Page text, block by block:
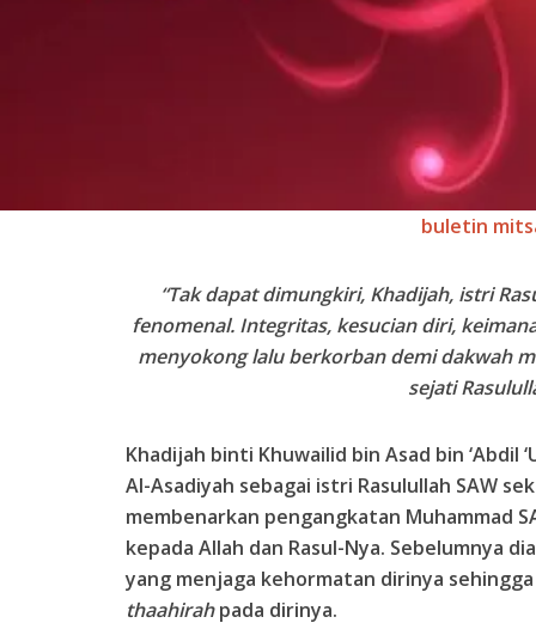
buletin
“Tak dapat dimungkiri, Khadijah, istri
fenomenal. Integritas, kesucian diri,
menyokong lalu berkorban demi dakwah
sejati
Khadijah binti Khuwailid bin Asad bin ‘Abdil
Al-Asadiyah sebagai istri Rasulullah SAW
membenarkan pengangkatan Muhammad
kepada Allah dan Rasul-Nya. Sebelumnya
yang menjaga kehormatan dirinya
thaahirahpada dirinya.